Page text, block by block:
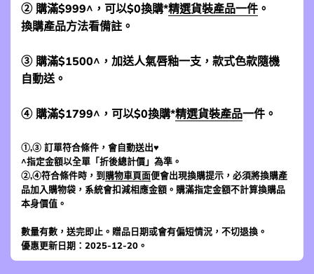
② 購滿$999^，可以$0換購*精選貨裝產品一件 。
換購產品方法看備註。
③ 購滿$1500^，加送人氣唇釉一支，款式色款隨機
自動送。
④ 購滿$1799^，可以$0換購*精選貨裝產品一件。
①,③ 訂單符合條件，會自動送出♥
^指定金額以全單「折後總計價」為準。
②,④符合條件時，到 購物車頁面便會出現換購提示，必須將換購產
品加入購物袋，系統會扣減相應金額。購滿指定金額不計算換購品
本身價值。
數量有數，送完即止。贈品日期或會有偏短情況，不切退換。
優惠更新日期：2025-12-20。